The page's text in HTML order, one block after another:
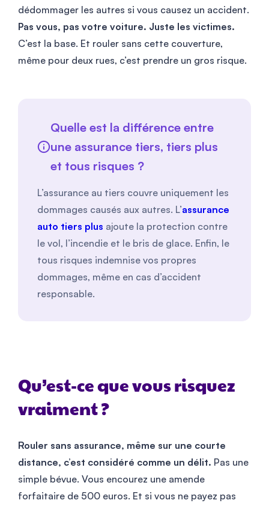
dédommager les autres si vous causez un accident.
Pas vous, pas votre voiture. Juste les victimes.
C’est la base. Et rouler sans cette couverture,
même pour deux rues, c’est prendre un gros risque.
Quelle est la différence entre
une assurance tiers, tiers plus
et tous risques ?
L’assurance au tiers couvre uniquement les
dommages causés aux autres. L’assurance
auto tiers plus ajoute la protection contre
le vol, l’incendie et le bris de glace. Enfin, le
tous risques indemnise vos propres
dommages, même en cas d’accident
responsable.
Qu’est-ce que vous risquez
vraiment ?
Rouler sans assurance, même sur une courte
distance, c’est considéré comme un délit. Pas une
simple bévue. Vous encourez une amende
forfaitaire de 500 euros. Et si vous ne payez pas